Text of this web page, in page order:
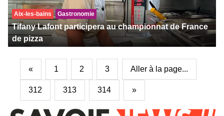
Aix-les-bains Gastronomie
Tifany Lafont participera au championnat de France
de pizza
« 1 2 3 Aller à la page...
312 313 314 »